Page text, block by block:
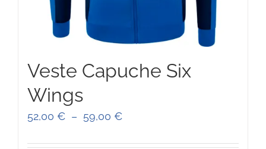
Veste Capuche Six
Wings
52,00 € – 59,00 €Plage